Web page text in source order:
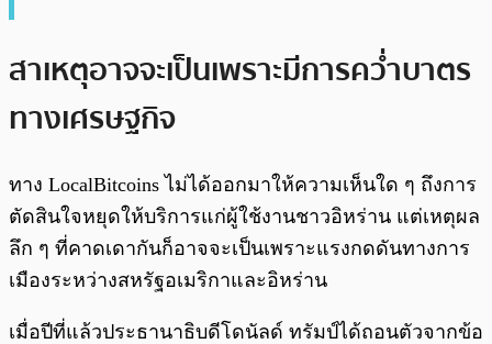
สาเหตุอาจจะเป็นเพราะมีการคว่ำบาตร
ทางเศรษฐกิจ
ทาง LocalBitcoins ไม่ได้ออกมาให้ความเห็นใด ๆ ถึงการ
ตัดสินใจหยุดให้บริการแก่ผู้ใช้งานชาวอิหร่าน แต่เหตุผล
ลึก ๆ ที่คาดเดากันก็อาจจะเป็นเพราะแรงกดดันทางการ
เมืองระหว่างสหรัฐอเมริกาและอิหร่าน
เมื่อปีที่แล้วประธานาธิบดีโดนัลด์ ทรัมป์ได้ถอนตัวจากข้อ